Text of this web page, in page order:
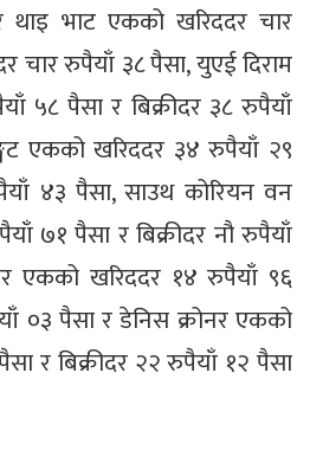
थाइ भाट एकको खरिददर चार
चार रुपैयाँ ३८ पैसा, युएई दिराम
५८ पैसा र बिक्रीदर ३८ रुपैयाँ
एकको खरिददर ३४ रुपैयाँ २९
४३ पैसा, साउथ कोरियन वन
७१ पैसा र बिक्रीदर नौ रुपैयाँ
एकको खरिददर १४ रुपैयाँ ९६
०३ पैसा र डेनिस क्रोनर एकको
र बिक्रीदर २२ रुपैयाँ १२ पैसा